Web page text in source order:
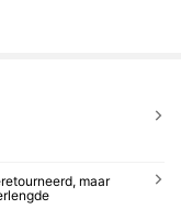
maar